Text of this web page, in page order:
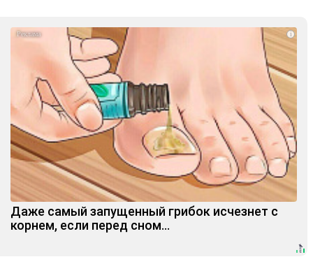
i
Даже самый запущенный грибок исчезнет с
корнем, если перед сном…